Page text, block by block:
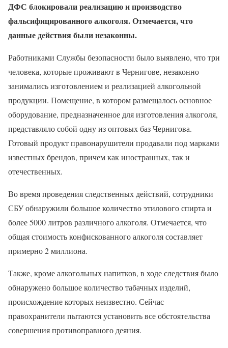
ДФС блокировали реализацию и производство
фальсифицированного алкоголя. Отмечается, что
данные действия были незаконны.
Работниками Службы безопасности было выявлено, что три
человека, которые проживают в Чернигове, незаконно
занимались изготовлением и реализацией алкогольной
продукции. Помещение, в котором размещалось основное
оборудование, предназначенное для изготовления алкоголя,
представляло собой одну из оптовых баз Чернигова.
Готовый продукт правонарушители продавали под марками
известных брендов, причем как иностранных, так и
отечественных.
Во время проведения следственных действий, сотрудники
СБУ обнаружили большое количество этилового спирта и
более 5000 литров различного алкоголя. Отмечается, что
общая стоимость конфискованного алкоголя составляет
примерно 2 миллиона.
Также, кроме алкогольных напитков, в ходе следствия было
обнаружено большое количество табачных изделий,
происхождение которых неизвестно. Сейчас
правохранители пытаются установить все обстоятельства
совершения противоправного деяния.